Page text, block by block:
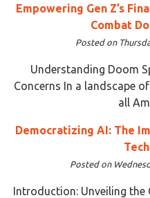
Empowering Gen Z’s
Combat
Posted on
Understanding Doom
Concerns In a landscape
all
Democratizing AI: The
Posted on
Introduction: Unveiling the